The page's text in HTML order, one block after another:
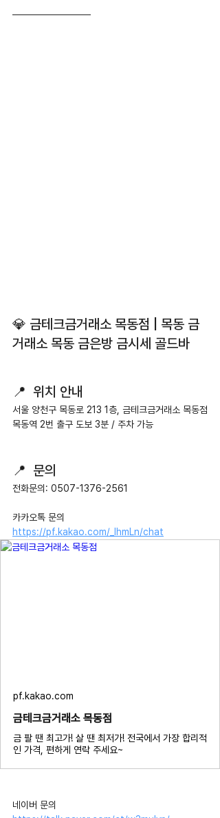
💎 금테크금거래소 목동점 | 목동 금
거래소 목동 금은방 금시세 골드바
📍  위치 안내
서울 양천구 목동로 213 1층, 금테크금거래소 목동점
목동역 2번 출구 도보 3분 / 주차 가능
📍  문의
전화문의: 0507-1376-2561
카카오톡 문의
https://pf.kakao.com/_IhmLn/chat
pf.kakao.com
금테크금거래소 목동점
금 팔 땐 최고가! 살 땐 최저가! 전국에서 가장 합리적
인 가격, 편하게 연락 주세요~
네이버 문의